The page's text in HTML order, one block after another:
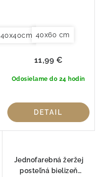
40x40cm (2ks) 40x60cm (2ks)
40x60 cm
Odosielame do 24 hodín
11,99 €
DETAIL
Jednofarebná žeržej
posteľná bielizeň